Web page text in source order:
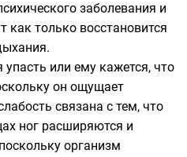
заболевания и
как только восстановится
упасть или ему кажется, что
он ощущает
связана с тем, что
ног расширяются и
организм